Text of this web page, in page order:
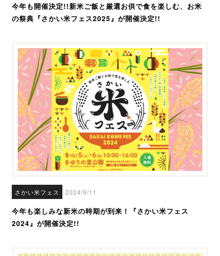
今年も開催決定!!新米ご飯と厳選お供で食を楽しむ、お米
の祭典『さかい米フェス2025』が開催決定!!
さかい米フェス 2024/9/11
今年も楽しみな新米の時期が到来！『さかい米フェス
2024』が開催決定!!